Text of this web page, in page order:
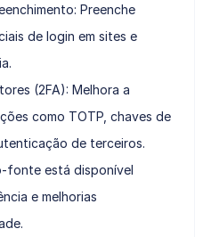
Preenche
de login em sites e
(2FA): Melhora a
como TOTP, chaves de
de terceiros.
fonte está disponível
e melhorias